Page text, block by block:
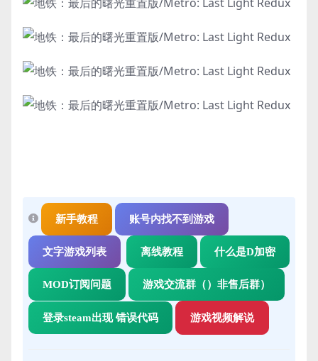
新手教程 账号内找不到游戏
文字游戏列表 离线教程 什么是D加密
MOD订阅问题 游戏交流群（）非售后群）
登录steam出现 错误代码 游戏视频解说